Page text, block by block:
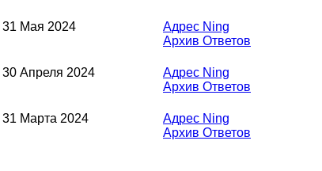
31 Мая 2024
Адрес Ning
Архив Ответов
30 Апреля 2024
Адрес Ning
Архив Ответов
31 Марта 2024
Адрес Ning
Архив Ответов